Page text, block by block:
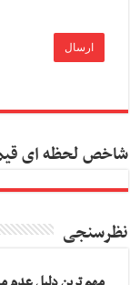
شاخص لحظه ای
نظرسنجی